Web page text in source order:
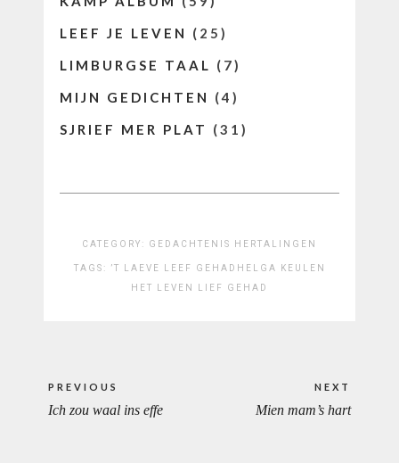
LEEF JE LEVEN
(25)
LIMBURGSE TAAL (7)
MIJN GEDICHTEN
(4)
SJRIEF MER PLAT
(31)
CATEGORY: GEDACHTENIS HERTALINGEN
TAGS: ’T LAEVE LEEF GEHAD HELGA KEULEN
HET LEVEN LIEF GEHAD
PREVIOUS
PREVIOUS
Ich zou waal ins effe
NEXT
NEXT
Mien mam’s hart